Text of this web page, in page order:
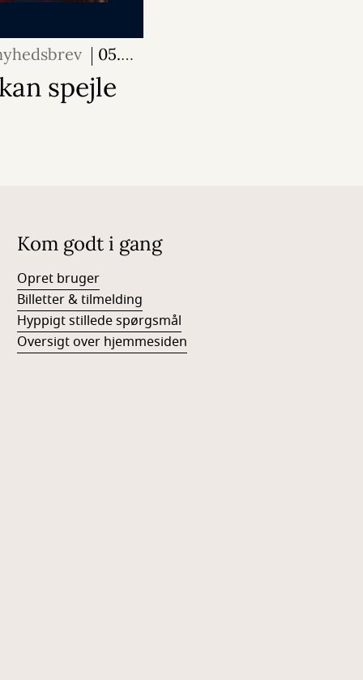
05.
spejle
Kom godt i gang
Opret bruger
Billetter & tilmelding
Hyppigt stillede spørgsmål
Oversigt over hjemmesiden